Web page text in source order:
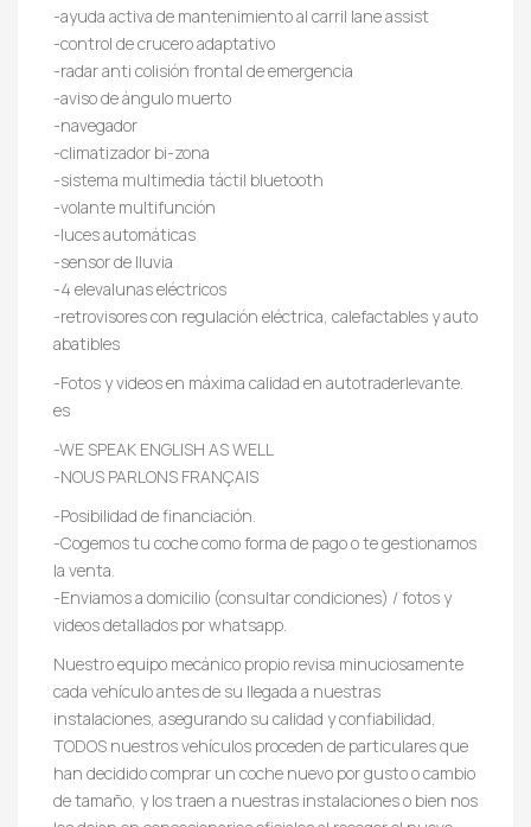
-ayuda activa de mantenimiento al carril lane assist
-control de crucero adaptativo
-radar anti colisión frontal de emergencia
-aviso de ángulo muerto
-navegador
-climatizador bi-zona
-sistema multimedia táctil bluetooth
-volante multifunción
-luces automáticas
-sensor de lluvia
-4 elevalunas eléctricos
-retrovisores con regulación eléctrica, calefactables y auto
abatibles
-Fotos y videos en máxima calidad en autotraderlevante.
es
-WE SPEAK ENGLISH AS WELL
-NOUS PARLONS FRANÇAIS
-Posibilidad de financiación.
-Cogemos tu coche como forma de pago o te gestionamos
la venta.
-Enviamos a domicilio (consultar condiciones) / fotos y
videos detallados por whatsapp.
Nuestro equipo mecánico propio revisa minuciosamente
cada vehículo antes de su llegada a nuestras
instalaciones, asegurando su calidad y confiabilidad,
TODOS nuestros vehículos proceden de particulares que
han decidido comprar un coche nuevo por gusto o cambio
de tamaño, y los traen a nuestras instalaciones o bien nos